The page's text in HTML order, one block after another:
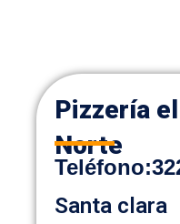
Pizzería
Norte
Teléfono:
Santa clara